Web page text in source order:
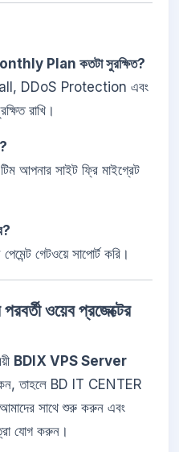
Plan কতটা সুরক্ষিত?
DDoS Protection এবং
রাখি।
আপনার সাইট ফ্রি মাইগ্রেট
গেটওয়ে সাপোর্ট করি।
ওয়েব প্রজেক্টের
BDIX VPS Server
তাহলে BD IT CENTER
সাথে শুরু করুন এবং
যোগ করুন।